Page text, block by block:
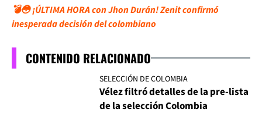
💣😳 ¡ÚLTIMA HORA con Jhon Durán! Zenit confirmó
inesperada decisión del colombiano
CONTENIDO RELACIONADO
SELECCIÓN DE COLOMBIA
Vélez filtró detalles de la pre-lista
de la selección Colombia